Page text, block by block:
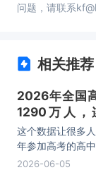
问题，请联系
相关推荐
2026年全国
1290万人，
少，有何影响
这个数据让很多
年参加高考的高
生于2008年，这
2026-06-05